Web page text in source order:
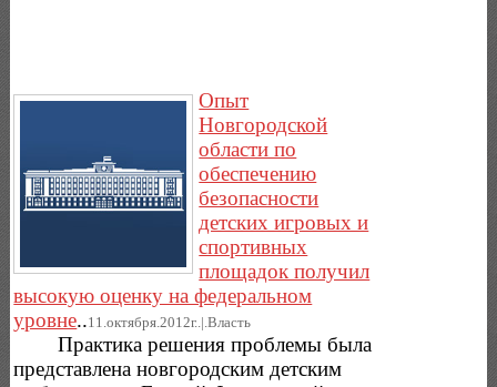
Опыт
Новгородской
области по
обеспечению
безопасности
детских игровых и
спортивных
площадок получил
высокую оценку на федеральном
уровне..11.октября.2012г..|.Власть
Практика решения проблемы была
представлена новгородским детским